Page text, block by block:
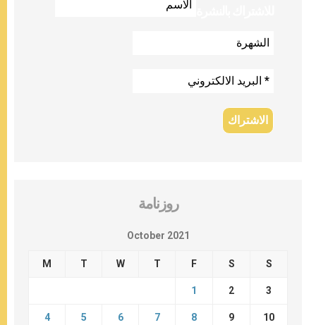
روزنامة
October 2021
M T W T F S S
1 2 3
4 5 6 7 8 9 10